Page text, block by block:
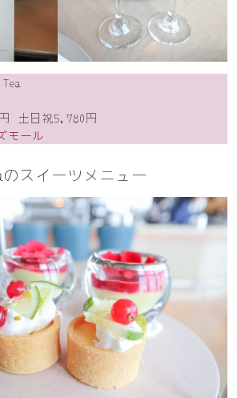
土日祝5,780円
モール
スイーツメニュー